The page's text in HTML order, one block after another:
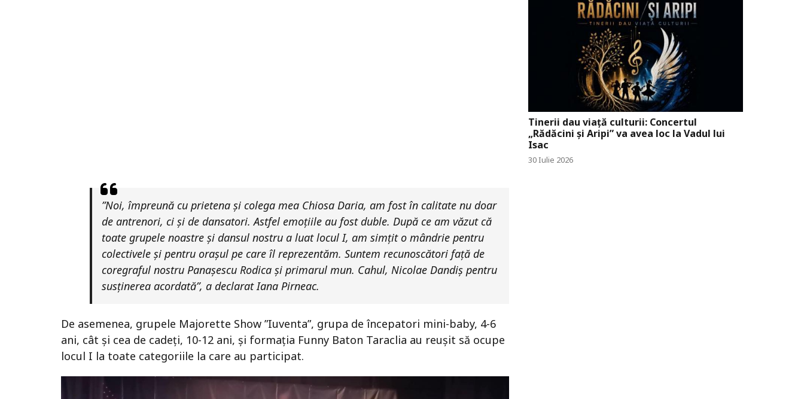
”Noi, împreună cu prietena şi colega mea Chiosa Daria, am fost în calitate nu doar
de antrenori, ci şi de dansatori. Astfel emoţiile au fost duble. După ce am văzut că
toate grupele noastre şi dansul nostru a luat locul I, am simţit o mândrie pentru
colectivele și pentru oraşul pe care îl reprezentăm. Suntem recunoscători față de
coregraful nostru Panașescu Rodica şi primarul mun. Cahul, Nicolae Dandiș pentru
susţinerea acordată”, a declarat Iana Pirneac.
De asemenea, grupele Majorette Show ”Iuventa”, grupa de începatori mini-baby, 4-6
ani, cât și cea de cadeți, 10-12 ani, și formația Funny Baton Taraclia au reușit să ocupe
locul I la toate categoriile la care au participat.
Tinerii dau viață culturii: Concertul
„Rădăcini și Aripi” va avea loc la Vadul lui
Isac
30 Iulie 2026